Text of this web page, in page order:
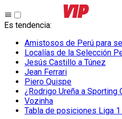
Es tendencia:
Amistosos de Perú para
Localías de la Selección
Jesús Castillo a Túnez
Jean Ferrari
Piero Quispe
¿Rodrigo Ureña a Sporting
Vozinha
Tabla de posiciones Liga